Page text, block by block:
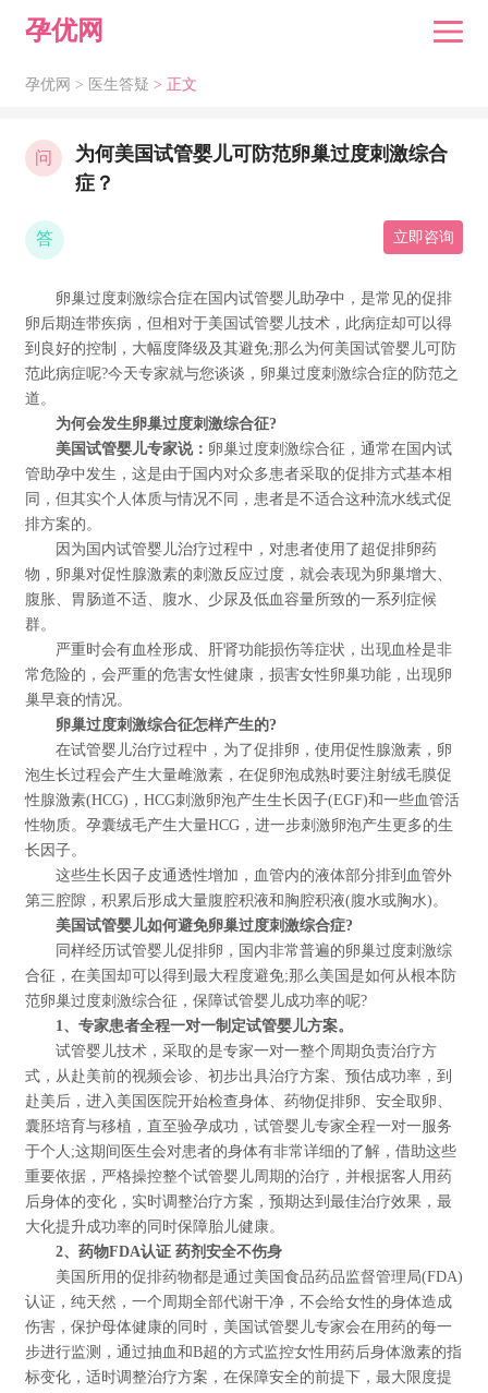
孕优网
孕优网 > 医生答疑 > 正文
问
为何美国试管婴儿可防范卵巢过度刺激综合
症？
答 立即咨询
卵巢过度刺激综合症在国内试管婴儿助孕中，是常见的促排
卵后期连带疾病，但相对于美国试管婴儿技术，此病症却可以得
到良好的控制，大幅度降级及其避免;那么为何美国试管婴儿可防
范此病症呢?今天专家就与您谈谈，卵巢过度刺激综合症的防范之
道。
为何会发生卵巢过度刺激综合征?
美国试管婴儿专家说： 卵巢过度刺激综合征，通常在国内试
管助孕中发生，这是由于国内对众多患者采取的促排方式基本相
同，但其实个人体质与情况不同，患者是不适合这种流水线式促
排方案的。
因为国内试管婴儿治疗过程中，对患者使用了超促排卵药
物，卵巢对促性腺激素的刺激反应过度，就会表现为卵巢增大、
腹胀、胃肠道不适、腹水、少尿及低血容量所致的一系列症候
群。
严重时会有血栓形成、肝肾功能损伤等症状，出现血栓是非
常危险的，会严重的危害女性健康，损害女性卵巢功能，出现卵
巢早衰的情况。
卵巢过度刺激综合征怎样产生的?
在试管婴儿治疗过程中，为了促排卵，使用促性腺激素，卵
泡生长过程会产生大量雌激素，在促卵泡成熟时要注射绒毛膜促
性腺激素(HCG)，HCG刺激卵泡产生生长因子(EGF)和一些血管活
性物质。孕囊绒毛产生大量HCG，进一步刺激卵泡产生更多的生
长因子。
这些生长因子皮通透性增加，血管内的液体部分排到血管外
第三腔隙，积累后形成大量腹腔积液和胸腔积液(腹水或胸水)。
美国试管婴儿如何避免卵巢过度刺激综合症?
同样经历试管婴儿促排卵，国内非常普遍的卵巢过度刺激综
合征，在美国却可以得到最大程度避免;那么美国是如何从根本防
范卵巢过度刺激综合征，保障试管婴儿成功率的呢?
1、专家患者全程一对一制定试管婴儿方案。
试管婴儿技术，采取的是专家一对一整个周期负责治疗方
式，从赴美前的视频会诊、初步出具治疗方案、预估成功率，到
赴美后，进入美国医院开始检查身体、药物促排卵、安全取卵、
囊胚培育与移植，直至验孕成功，试管婴儿专家全程一对一服务
于个人;这期间医生会对患者的身体有非常详细的了解，借助这些
重要依据，严格操控整个试管婴儿周期的治疗，并根据客人用药
后身体的变化，实时调整治疗方案，预期达到最佳治疗效果，最
大化提升成功率的同时保障胎儿健康。
2、药物FDA认证 药剂安全不伤身
美国所用的促排药物都是通过美国食品药品监督管理局(FDA)
认证，纯天然，一个周期全部代谢干净，不会给女性的身体造成
伤害，保护母体健康的同时，美国试管婴儿专家会在用药的每一
步进行监测，通过抽血和B超的方式监控女性用药后身体激素的指
标变化，适时调整治疗方案，在保障安全的前提下，最大限度提